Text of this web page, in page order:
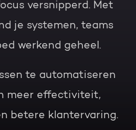
versnipperd. Met
je systemen, teams
werkend geheel.
te automatiseren
meer effectiviteit,
betere klantervaring.